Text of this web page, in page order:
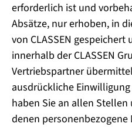
erforderlich ist und
Absätze, nur erhoben, in
von CLASSEN gespeichert
innerhalb der CLASSEN
Vertriebspartner
ausdrückliche
haben Sie an allen
denen